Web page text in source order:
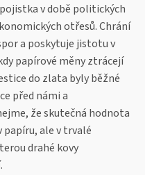
v době politických
otřesů. Chrání
a poskytuje jistotu v
papírové měny ztrácejí
do zlata byly běžné
před námi a
že skutečná hodnota
papíru, ale v trvalé
drahé kovy